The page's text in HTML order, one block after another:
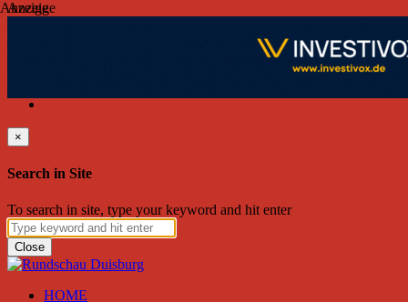
Subscribe to RSS
×
Search in Site
To search in site, type your keyword and hit enter
Close
HOME
Anzeige
Anzeige